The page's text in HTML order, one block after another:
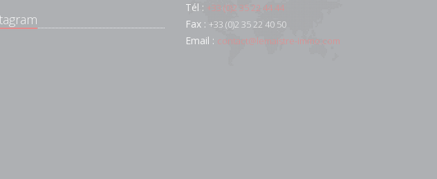
Tél : +33 (0)2 35 22 44 44
Fax : +33 (0)2 35 22 40 50
Email : contact@lemaistre-immo.com